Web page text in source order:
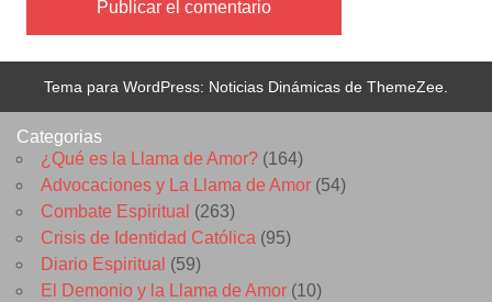
Tema para WordPress: Noticias Dinámicas de ThemeZee.
Categorias
¿Qué es la Llama de Amor? (164)
Advocaciones y La Llama de Amor (54)
Combate Espiritual (263)
Crisis de Identidad Católica (95)
Diario Espiritual (59)
El Demonio y la Llama de Amor (10)